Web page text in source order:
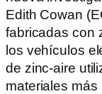
Edith Cowan
fabricadas con
los vehículos
de zinc-aire
materiales